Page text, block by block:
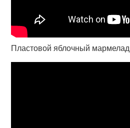
Пластовой яблочный мармелад